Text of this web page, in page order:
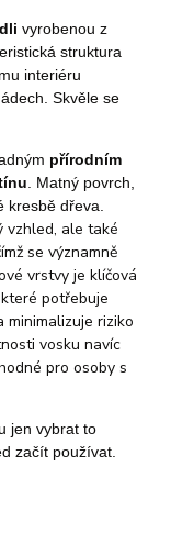
vyrobenou z
struktura
interiéru
Skvěle se
přírodním
. Matný povrch,
kresbě dřeva.
vzhled, ale také
se významně
vrstvy je klíčová
potřebuje
riziko
vosku navíc
pro osoby s
jen vybrat to
začít používat.